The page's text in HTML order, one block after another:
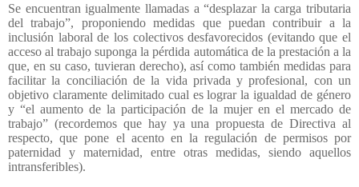
Se encuentran igualmente llamadas a “desplazar la carga tributaria
del trabajo”, proponiendo medidas que puedan contribuir a la
inclusión laboral de los colectivos desfavorecidos (evitando que el
acceso al trabajo suponga la pérdida automática de la prestación a la
que, en su caso, tuvieran derecho), así como también medidas para
facilitar la conciliación de la vida privada y profesional, con un
objetivo claramente delimitado cual es lograr la igualdad de género
y “el aumento de la participación de la mujer en el mercado de
trabajo” (recordemos que hay ya una propuesta de Directiva al
respecto, que pone el acento en la regulación de permisos por
paternidad y maternidad, entre otras medidas, siendo aquellos
intransferibles).